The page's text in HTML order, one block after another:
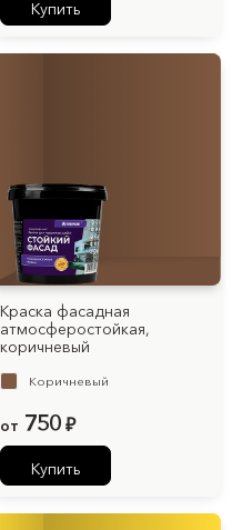
Купить
Краска фасадная
атмосферостойкая,
коричневый
Коричневый
от 750 ₽
Купить